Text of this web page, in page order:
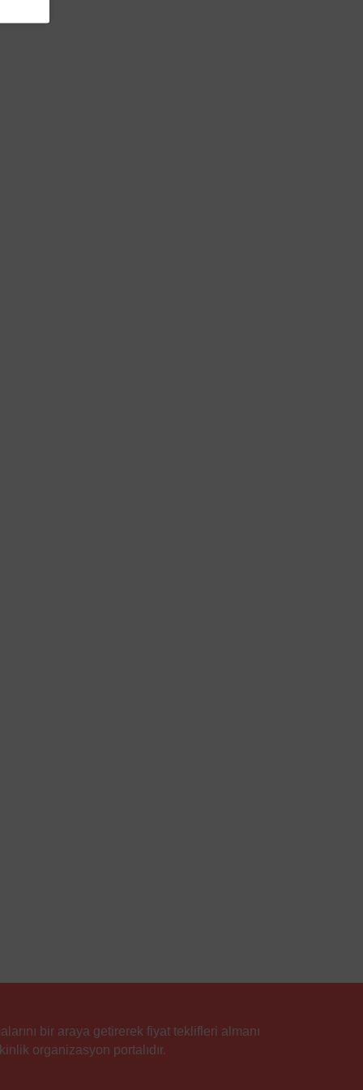
bir araya getirerek fiyat teklifleri almanı
organizasyon portalıdır.